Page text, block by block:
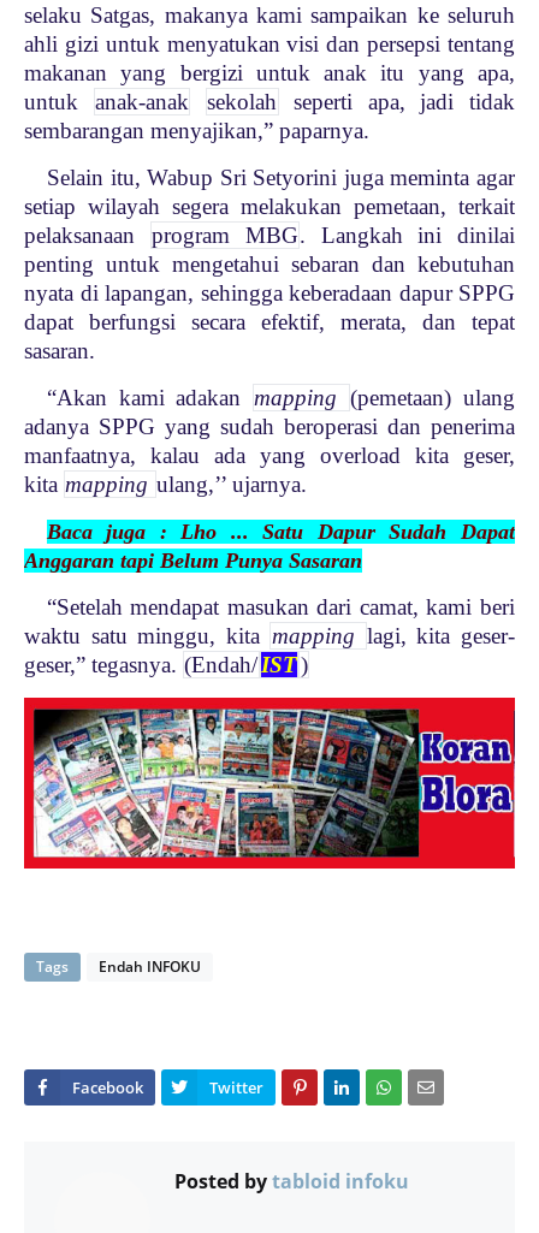
selaku Satgas, makanya kami sampaikan ke seluruh
ahli gizi untuk menyatukan visi dan persepsi tentang
makanan yang bergizi untuk anak itu yang apa,
untuk anak-anak sekolah
seperti apa, jadi tidak
sembarangan menyajikan,” paparnya.
Selain itu, Wabup Sri Setyorini juga meminta agar
setiap wilayah segera melakukan pemetaan, terkait
pelaksanaan program MBG. Langkah ini dinilai
penting untuk mengetahui sebaran dan kebutuhan
nyata di lapangan, sehingga keberadaan dapur SPPG
dapat berfungsi secara efektif, merata, dan tepat
sasaran.
“Akan kami adakan mapping (pemetaan) ulang
adanya SPPG yang sudah beroperasi dan penerima
manfaatnya, kalau ada yang overload kita geser,
kita mapping ulang,’’ ujarnya.
Baca juga : Lho ... Satu Dapur Sudah Dapat
Anggaran tapi Belum Punya Sasaran
“Setelah mendapat masukan dari camat, kami beri
waktu satu minggu, kita mapping lagi, kita geser-
geser,” tegasnya. (Endah/IST)
Tags Endah INFOKU
Posted bytabloid infoku